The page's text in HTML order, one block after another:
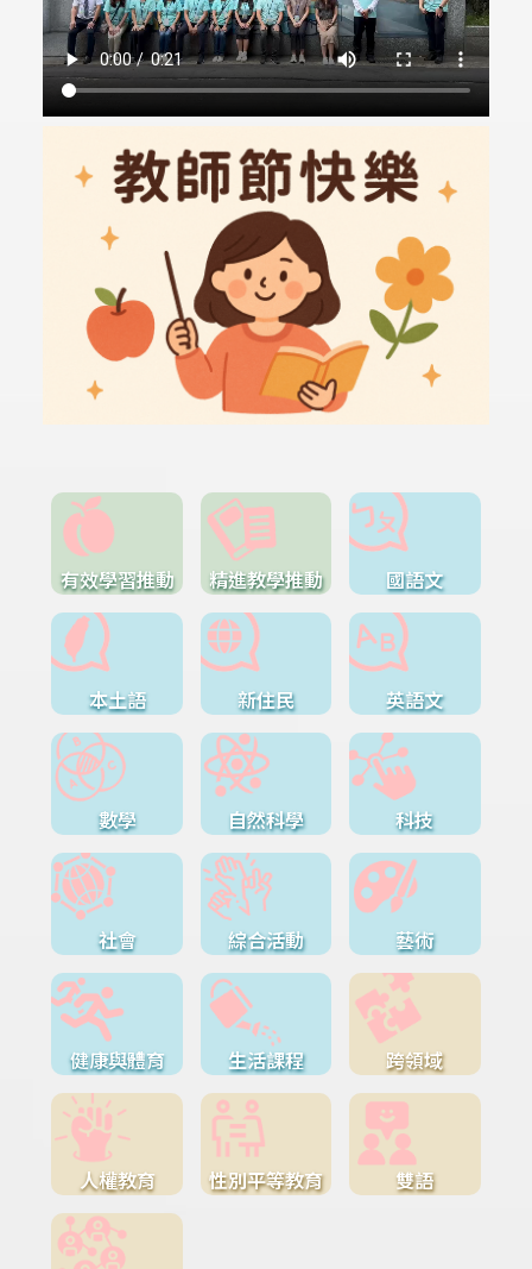
有效學習推動 精進教學推動 國語文
本土語 新住民 英語文
數學 自然科學 科技
社會 綜合活動 藝術
健康與體育 生活課程 跨領域
人權教育 性別平等教育 雙語